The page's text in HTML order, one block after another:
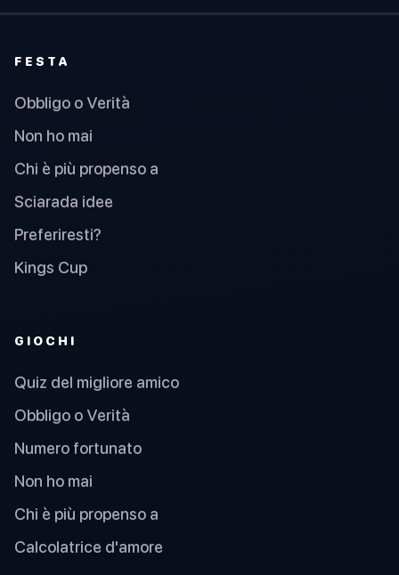
FESTA
Obbligo o Verità
Non ho mai
Chi è più propenso a
Sciarada idee
Preferiresti?
Kings Cup
GIOCHI
Quiz del migliore amico
Obbligo o Verità
Numero fortunato
Non ho mai
Chi è più propenso a
Calcolatrice d'amore